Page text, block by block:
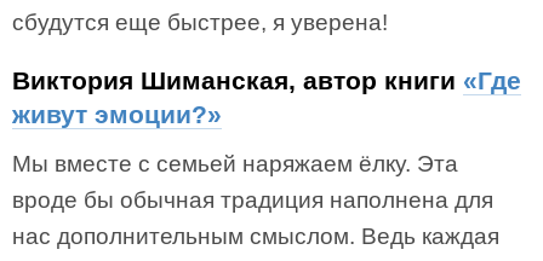
сбудутся еще быстрее, я уверена!
Виктория Шиманская, автор книги «Где
живут эмоции?»
Мы вместе с семьей наряжаем ёлку. Эта
вроде бы обычная традиция наполнена для
нас дополнительным смыслом. Ведь каждая